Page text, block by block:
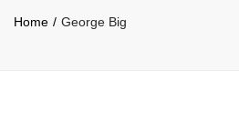
Home George Big